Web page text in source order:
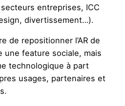
entreprises, ICC
divertissement…).
de repositionner l’AR de
une feature sociale, mais
technologique à part
usages, partenaires et